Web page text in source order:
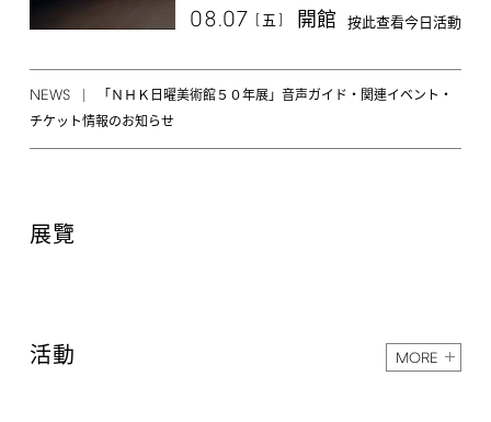
08.07 [ 五 ] 開館 按此查看今日活動
NEWS
「ＮＨＫ日曜美術館５０年展」音声ガイド・関連イベント・
チケット情報のお知らせ
展覽
活動 MORE